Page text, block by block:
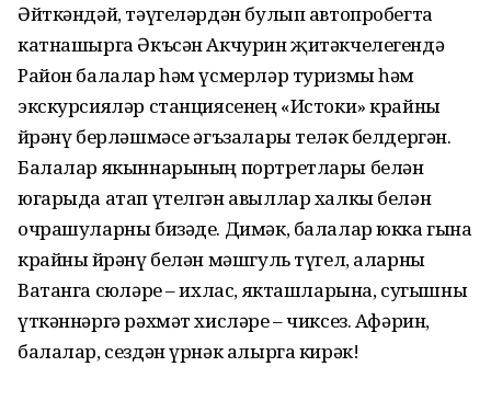
Әйткәндәй, тәүгеләрдән булып автопробегта
катнашырга Әкъсән Акчурин җитәкчелегендә
Район балалар һәм үсмерләр туризмы һәм
экскурсияләр станциясенең «Истоки» крайны
өйрәнү берләшмәсе әгъзалары теләк белдергән.
Балалар якыннарының портретлары белән
югарыда атап үтелгән авыллар халкы белән
очрашуларны бизәде. Димәк, балалар юкка гына
крайны өйрәнү белән мәшгуль түгел, аларны
Ватанга сөюләре – ихлас, якташларына, сугышны
үткәннәргә рәхмәт хисләре – чиксез. Афәрин,
балалар, сездән үрнәк алырга кирәк!